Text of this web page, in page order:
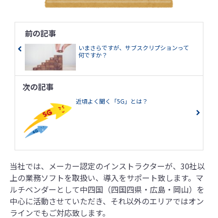
前の記事
いまさらですが、サブスクリプションって
何ですか？
次の記事
近頃よく聞く「5G」とは？
当社では、メーカー認定のインストラクターが、30社以
上の業務ソフトを取扱い、導入をサポート致します。マ
ルチベンダーとして中四国（四国四県・広島・岡山）を
中心に活動させていただき、それ以外のエリアではオン
ラインでもご対応致します。